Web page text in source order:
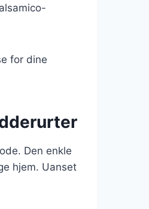
for dine
Den enkle
hjem. Uanset